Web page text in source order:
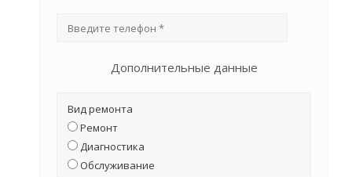
Дополнительные данные
Вид ремонта
Ремонт
Диагностика
Обслуживание